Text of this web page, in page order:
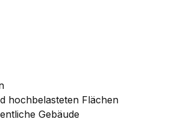
hochbelasteten Flächen
Gebäude